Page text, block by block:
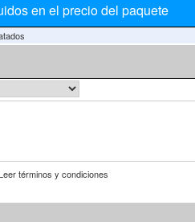
en el precio del paquete
términos y condiciones